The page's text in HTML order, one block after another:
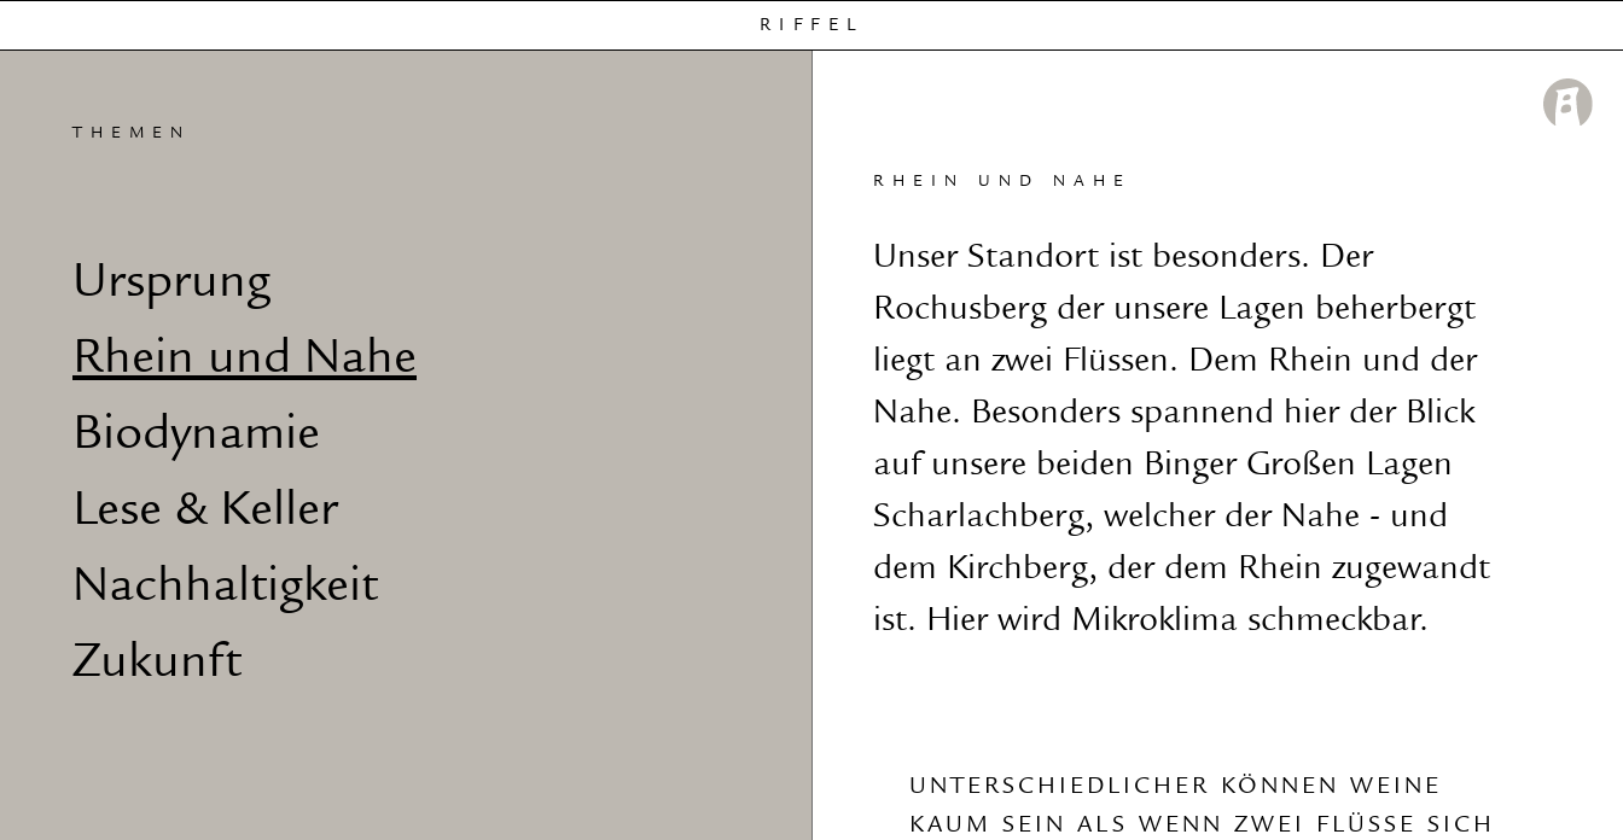
RIFFEL
THEMEN
Ursprung
Rhein und Nahe
Biodynamie
Lese & Keller
Nachhaltigkeit
Zukunft
RHEIN UND NAHE
Unser Standort ist besonders. Der
Rochusberg der unsere Lagen beherbergt
liegt an zwei Flüssen. Dem Rhein und der
Nahe. Besonders spannend hier der Blick
auf unsere beiden Binger Großen Lagen
Scharlachberg, welcher der Nahe - und
dem Kirchberg, der dem Rhein zugewandt
ist. Hier wird Mikroklima schmeckbar.
UNTERSCHIEDLICHER KÖNNEN WEINE
KAUM SEIN ALS WENN ZWEI FLÜSSE SICH